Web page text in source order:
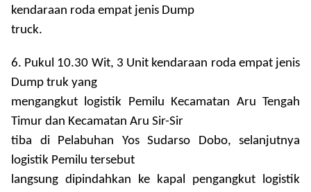
kendaraan roda empat jenis Dump
truck.
6. Pukul 10.30 Wit, 3 Unit kendaraan roda empat jenis
Dump truk yang
mengangkut logistik Pemilu Kecamatan Aru Tengah
Timur dan Kecamatan Aru Sir-Sir
tiba di Pelabuhan Yos Sudarso Dobo, selanjutnya
logistik Pemilu tersebut
langsung dipindahkan ke kapal pengangkut logistik